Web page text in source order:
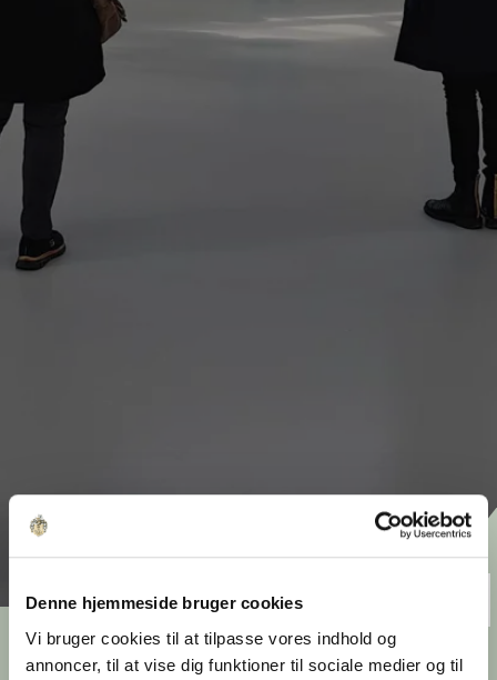
Denne hjemmeside bruger cookies
Vi bruger cookies til at tilpasse vores indhold og
annoncer, til at vise dig funktioner til sociale medier og til
Udlejningsproces